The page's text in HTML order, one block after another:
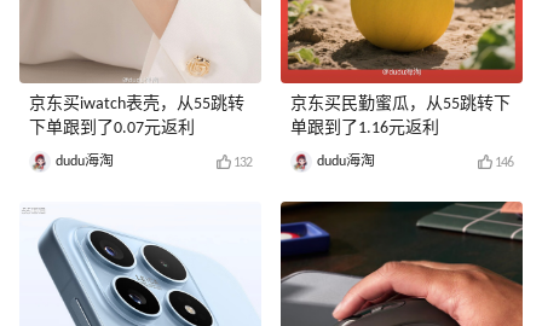
京东买iwatch表壳，从55跳转
下单跟到了0.07元返利
dudu海淘 132
京东买民勤蜜瓜，从55跳转下
单跟到了1.16元返利
dudu海淘 146